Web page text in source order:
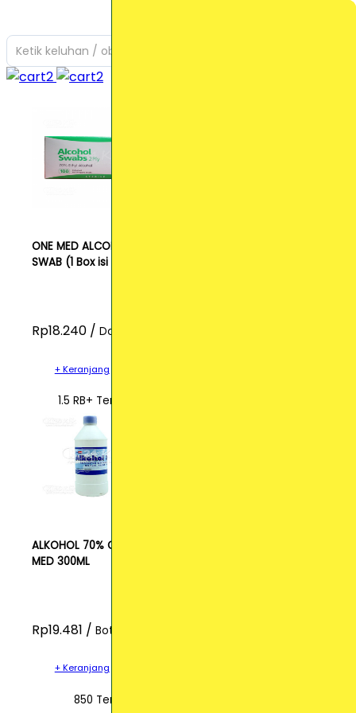
Ketik keluhan / obat yang Anda cari
ONE MED ALCOHOL
SWAB (1 Box isi 100)
Rp18.240 / Dos
+ Keranjang
1.5 RB+ Terjual
ALKOHOL 70% ONE
MED 300ML
Rp19.481 / Botol
+ Keranjang
850 Terjual